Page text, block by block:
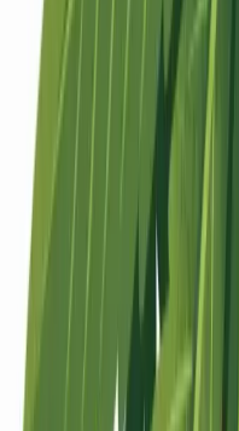
Strains
Standorte